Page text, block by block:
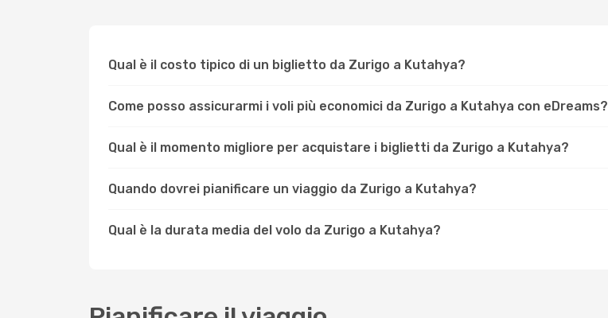
Qual è il costo tipico di un biglietto da Zurigo a Kutahya?
Come posso assicurarmi i voli più economici da Zurigo a Kutahya con eDreams?
Qual è il momento migliore per acquistare i biglietti da Zurigo a Kutahya?
Quando dovrei pianificare un viaggio da Zurigo a Kutahya?
Qual è la durata media del volo da Zurigo a Kutahya?